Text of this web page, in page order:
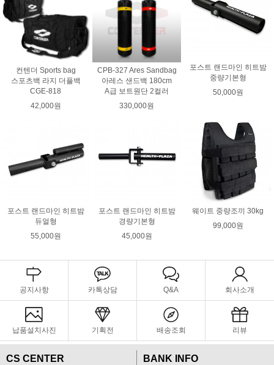
컨텐더 Sports bag
스포츠백 라지 더플백
CGE-818
42,000원
CPB-327 Ares Sandbag
아레스 샌드백 180cm
A급 보트원단 2컬러
330,000원
포스트 랜드마인 히트밤
중량기본형
50,000원
포스트 랜드마인 히트밤
듀얼형
55,000원
포스트 랜드마인 히트밤
경량기본형
45,000원
웨이트 중량조끼 30kg
99,000원
공지사항 카톡상담 Q&A 회사소개
납품설치사진 기획전 배송조회 리뷰
CS CENTER
BANK INFO